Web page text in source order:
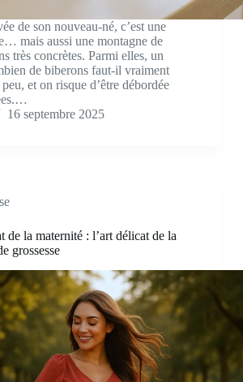
de son nouveau-né, c’est une
mais aussi une montagne de
très concrètes. Parmi elles, un
de biberons faut-il vraiment
et on risque d’être débordée
16 septembre 2025
de la maternité : l’art délicat de la
grossesse